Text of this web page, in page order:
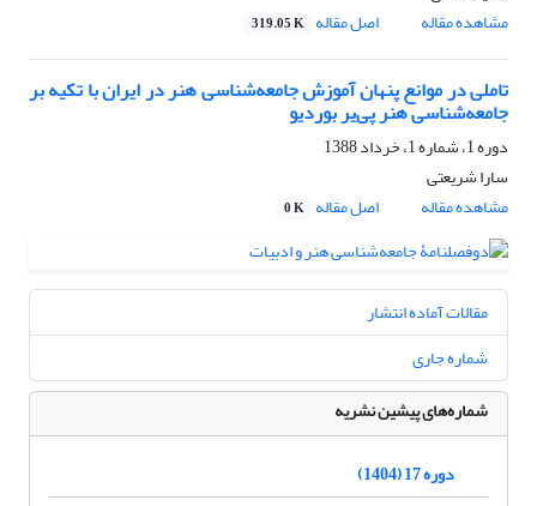
مشاهده مقاله
اصل مقاله 319.05 K
تاملی در موانع پنهان آموزش جامعه‌شناسی هنر در ایران با تکیه بر
جامعه‌شناسی هنر پی‌یر بوردیو
دوره 1، شماره 1، خرداد 1388
سارا شریعتی
مشاهده مقاله
اصل مقاله 0 K
مقالات آماده انتشار
شماره جاری
شماره‌های پیشین نشریه
دوره 17 (1404)